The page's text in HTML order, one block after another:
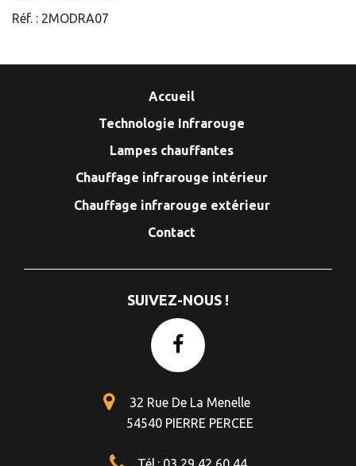
Réf. : 2MODRA07
Accueil
Technologie Infrarouge
Lampes chauffantes
Chauffage infrarouge intérieur
Chauffage infrarouge extérieur
Contact
SUIVEZ-NOUS !
32 Rue De La Menelle
54540 PIERRE PERCEE